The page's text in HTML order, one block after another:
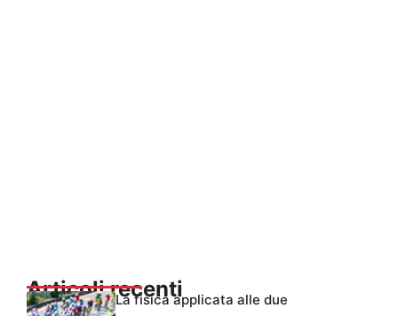
Articoli recentiLa fisica applicata alle due